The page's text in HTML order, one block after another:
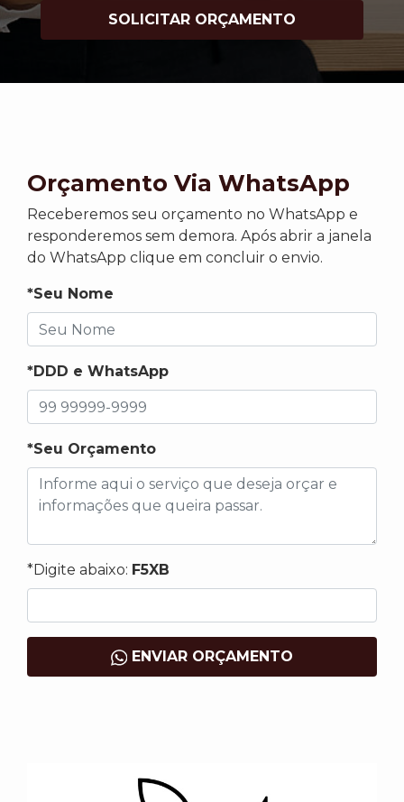
SOLICITAR ORÇAMENTO
Orçamento Via WhatsApp
Receberemos seu orçamento no WhatsApp e
responderemos sem demora. Após abrir a janela
do WhatsApp clique em concluir o envio.
*Seu Nome
*DDD e WhatsApp
*Seu Orçamento
*Digite abaixo: F5XB
ENVIAR ORÇAMENTO